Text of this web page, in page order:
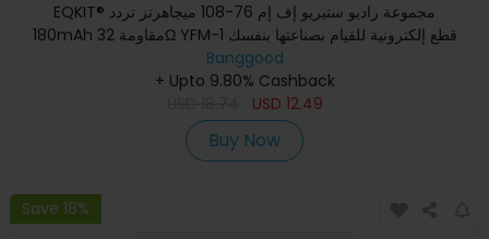
EQKIT® مجموعة راديو ستيريو إف إم 76-108 ميجاهرتز تردد
180mAh مقاومة 32Ω YFM-1 قطع إلكترونية للقيام بصناعتها بنفسك
Banggood
+ Upto 9.80% Cashback
USD 12.49
Buy Now
Save 18%